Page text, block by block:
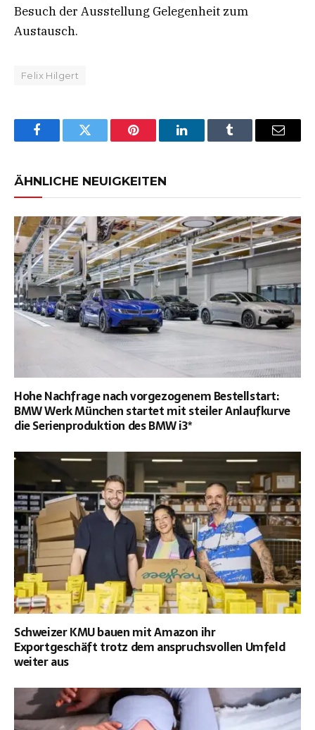
Besuch der Ausstellung Gelegenheit zum
Austausch.
Felix Hilgert
FacebookTwitter Pinterest LinkedInTumblr Email
ÄHNLICHE NEUIGKEITEN
Hohe Nachfrage nach vorgezogenem Bestellstart:
BMW Werk München startet mit steiler Anlaufkurve
die Serienproduktion des BMW i3*
Schweizer KMU bauen mit Amazon ihr
Exportgeschäft trotz dem anspruchsvollen Umfeld
weiter aus